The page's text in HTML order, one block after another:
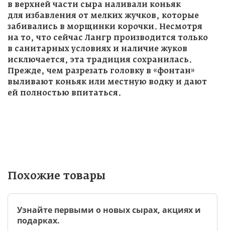
в верхней части сыра наливали коньяк
для избавления от мелких жучков, которые
забивались в морщинки корочки. Несмотря
на то, что сейчас Лангр производится только
в санитарных условиях и наличие жуков
исключается, эта традиция сохранилась.
Прежде, чем разрезать головку в «фонтан»
выливают коньяк или местную водку и дают
ей полностью впитаться.
Похожие товары
Узнайте первыми о новых сырах, акциях и
подарках.